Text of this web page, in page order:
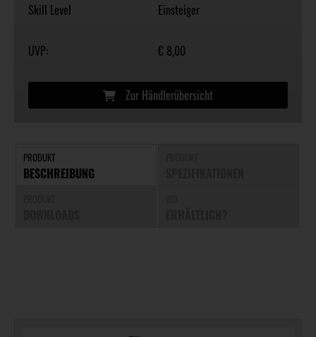
Skill Level
Einsteiger
UVP: € 8,00
Zur Händlerübersicht
PRODUKT
BESCHREIBUNG